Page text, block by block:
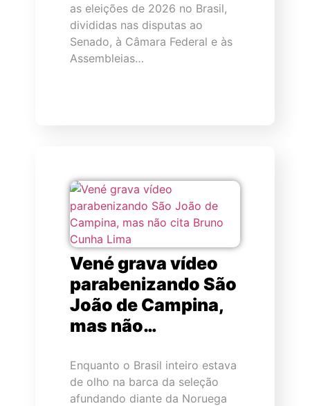
as eleições de 2026 no Brasil,
divididas nas disputas ao
Senado, à Câmara Federal e às
Assembleias…
Vené grava vídeo
parabenizando São
João de Campina,
mas não…
Enquanto o Brasil inteiro estava
de olho na barca da seleção
afundando diante da Noruega